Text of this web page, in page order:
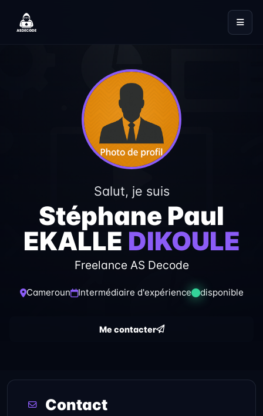
Salut, je suis
Stéphane Paul
EKALLE DIKOULE
Freelance AS Decode
Cameroun Intermédiaire d'expérience disponible
Me contacter
Contact